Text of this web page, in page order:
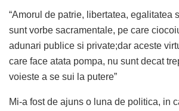
“Amorul de patrie, libertatea, egalitatea
sunt vorbe sacramentale, pe care
adunari publice si private;dar aceste
care face atata pompa, nu sunt decat
voieste a se sui la putere”
Mi-a fost de ajuns o luna de politica, in